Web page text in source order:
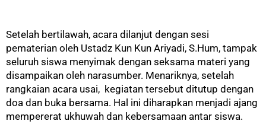
Setelah bertilawah, acara dilanjut dengan sesi
pematerian oleh Ustadz Kun Kun Ariyadi, S.Hum, tampak
seluruh siswa menyimak dengan seksama materi yang
disampaikan oleh narasumber. Menariknya, setelah
rangkaian acara usai, kegiatan tersebut ditutup dengan
doa dan buka bersama. Hal ini diharapkan menjadi ajang
mempererat ukhuwah dan kebersamaan antar siswa.